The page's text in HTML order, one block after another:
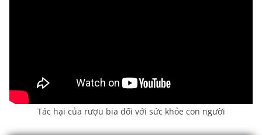
Tác hại của rượu bia đối với sức khỏe con người